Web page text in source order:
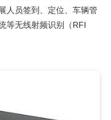
人员签到、定位、车辆管
等无线射频识别（RFI